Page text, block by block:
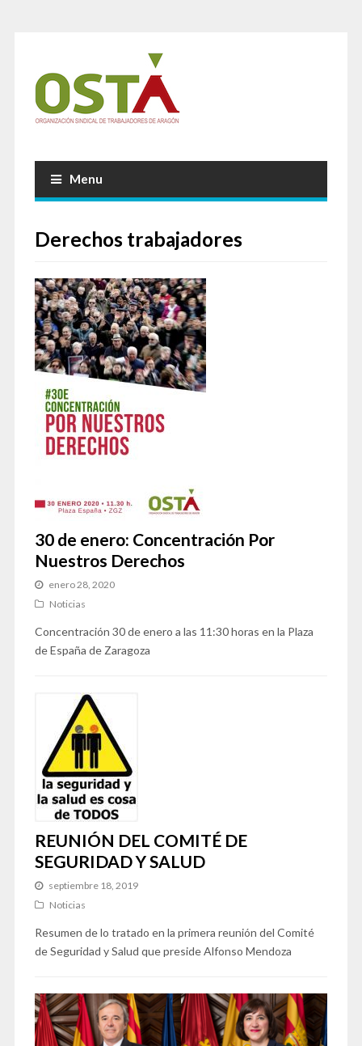
Menu
Derechos trabajadores
30 de enero: Concentración Por
Nuestros Derechos
enero 28, 2020
Noticias
Concentración 30 de enero a las 11:30 horas en la Plaza
de España de Zaragoza
REUNIÓN DEL COMITÉ DE
SEGURIDAD Y SALUD
septiembre 18, 2019
Noticias
Resumen de lo tratado en la primera reunión del Comité
de Seguridad y Salud que preside Alfonso Mendoza